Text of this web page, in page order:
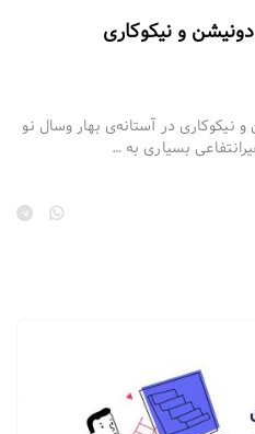
نیکوکاری در آستانه‌ی بهار وسال نو
بسیاری به …